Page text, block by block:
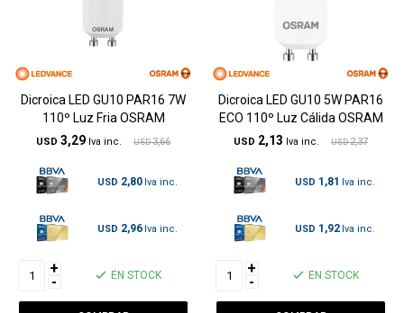
Dicroica LED GU10 PAR16 7W
110º Luz Fria OSRAM
USD 3,29 USD 3,66
USD 2,80
USD 2,96
+
- EN STOCK
Dicroica LED GU10 5W PAR16
ECO 110º Luz Cálida OSRAM
USD 2,13 USD 2,37
USD 1,81
USD 1,92
+
- EN STOCK